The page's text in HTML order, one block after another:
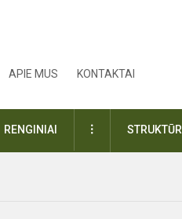
APIE MUS KONTAKTAI
RENGINIAI DAUGIAU